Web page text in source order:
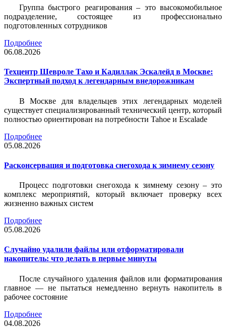
Группа быстрого реагирования – это высокомобильное
подразделение, состоящее из профессионально
подготовленных сотрудников
Подробнее
06.08.2026
Техцентр Шевроле Тахо и Кадиллак Эскалейд в Москве:
Экспертный подход к легендарным внедорожникам
В Москве для владельцев этих легендарных моделей
существует специализированный технический центр, который
полностью ориентирован на потребности Tahoe и Escalade
Подробнее
05.08.2026
Расконсервация и подготовка снегохода к зимнему сезону
Процесс подготовки снегохода к зимнему сезону – это
комплекс мероприятий, который включает проверку всех
жизненно важных систем
Подробнее
05.08.2026
Случайно удалили файлы или отформатировали
накопитель: что делать в первые минуты
После случайного удаления файлов или форматирования
главное — не пытаться немедленно вернуть накопитель в
рабочее состояние
Подробнее
04.08.2026